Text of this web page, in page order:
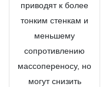
приводят к более
тонким стенкам и
меньшему
сопротивлению
массопереносу, но
могут снизить